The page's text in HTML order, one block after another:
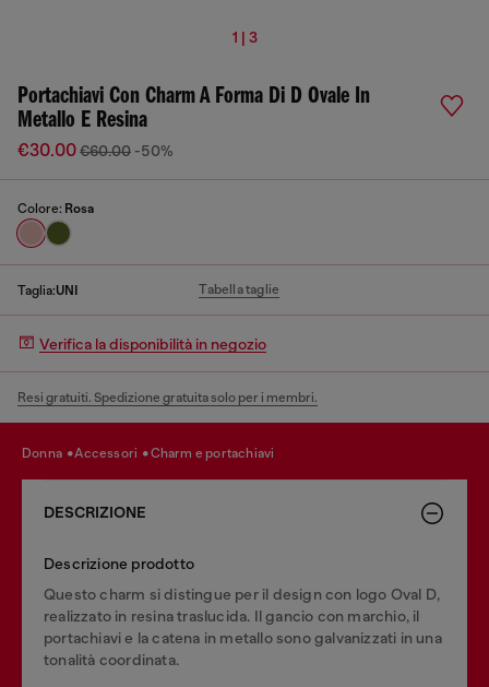
1 | 3
Portachiavi Con Charm A Forma Di D Ovale In
Metallo E Resina
€30.00€60.00 -50%
Colore: Rosa
Taglia:UNI Tabella taglie
Verifica la disponibilità in negozio
Resi gratuiti. Spedizione gratuita solo per i membri.
donna accessori charm e portachiavi
DESCRIZIONE
Descrizione prodotto
Questo charm si distingue per il design con logo Oval D,
realizzato in resina traslucida. Il gancio con marchio, il
portachiavi e la catena in metallo sono galvanizzati in una
tonalità coordinata.